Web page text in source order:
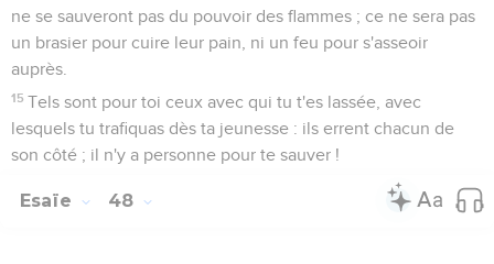
ne se sauveront pas du pouvoir des flammes ; ce ne sera pas
un brasier pour cuire leur pain, ni un feu pour s'asseoir
auprès.
15 Tels sont pour toi ceux avec qui tu t'es lassée, avec
lesquels tu trafiquas dès ta jeunesse : ils errent chacun de
son côté ; il n'y a personne pour te sauver !
Esaïe 48